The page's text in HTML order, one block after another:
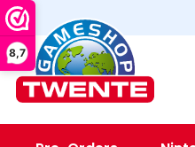
8,7